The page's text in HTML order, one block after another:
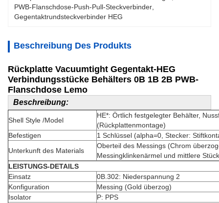
PWB-Flanschdose-Push-Pull-Steckverbinder
Gegentaktrundsteckverbinder HEG
Beschreibung Des Produkts
Rückplatte Vacuumtight Gegentakt-HEG
Verbindungsstücke Behälters 0B 1B 2B PWB-
Flanschdose Lemo
Beschreibung:
Shell Style /Model
HE*: Örtlich festgelegter Behälter,
(Rückplattenmontage)
Befestigen
1 Schlüssel (alpha=0, Stecker:
Unterkunft des Materials
Oberteil des Messings (Chrom
Messingklinkenärmel und mittlere
LEISTUNGS-DETAILS
Einsatz
0B.302: Niederspannung 2
Konfiguration
Messing (Gold überzog)
Isolator
P: PPS